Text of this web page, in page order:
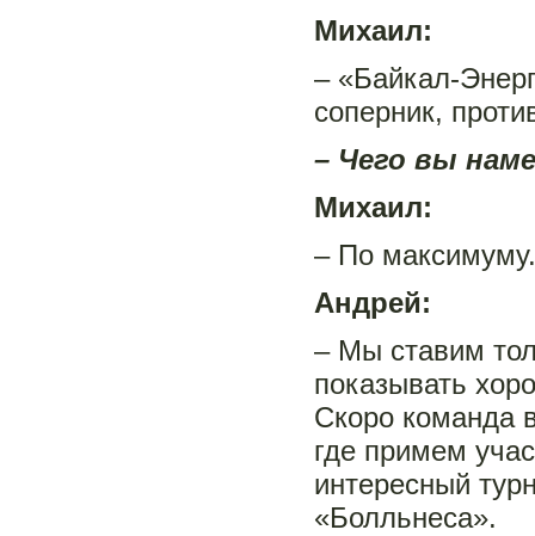
Михаил:
– «Байкал-
соперник,
– Чего вы
Михаил:
– По максимуму.
Андрей:
– Мы ставим
показывать
Скоро команда
где примем
интересный
«Болльнеса».